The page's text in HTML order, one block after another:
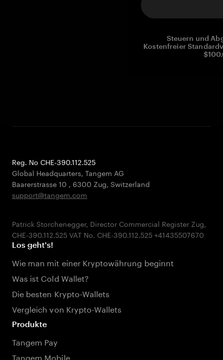
Steuern und
Kostenfreier
Reg. No CHE-390.112.525
Global Headquarters, Tangem AG
Baarerstrasse 10 , 6300 Zug, Switzerland
support@tangem.com
Patrick Storchenegger, Director Commercial Register Zug,
Los geht's!
Wie man mit einer Kryptowährung beginnt
Was ist Cold Wallet?
Die besten Krypto-Wallets
Vergleich von Krypto-Wallets
Produkte
Tangem Pay
Tangem Mobile